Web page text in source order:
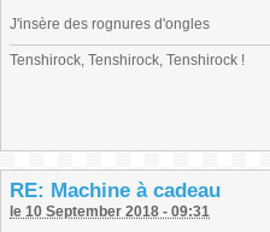
J'insère des rognures d'ongles
Tenshirock, Tenshirock, Tenshirock !
RE: Machine à cadeau
le 10 September 2018 - 09:31